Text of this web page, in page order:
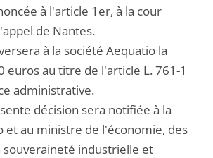
à l'article 1er, à la cour
de Nantes.
à la société Aequatio la
euros au titre de l'article L. 761-1
administrative.
décision sera notifiée à la
et au ministre de l'économie, des
souveraineté industrielle et